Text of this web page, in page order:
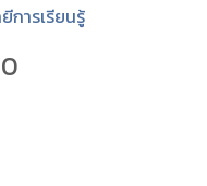
การเรียนรู้